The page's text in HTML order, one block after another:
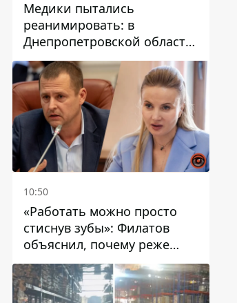
Медики пытались
реанимировать: в
Днепропетровской области
двухлетний мальчик утонул
в бассейне
10:50
«Работать можно просто
стиснув зубы»: Филатов
объяснил, почему реже
пишет в соцсетях и
раскритиковал медийность
чиновников